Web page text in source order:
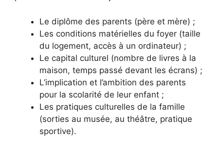
Le diplôme des parents (père et mère) ;
Les conditions matérielles du foyer (taille
du logement, accès à un ordinateur) ;
Le capital culturel (nombre de livres à la
maison, temps passé devant les écrans) ;
L’implication et l’ambition des parents
pour la scolarité de leur enfant ;
Les pratiques culturelles de la famille
(sorties au musée, au théâtre, pratique
sportive).